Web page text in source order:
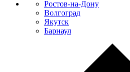
Ростов-на-Дону
Волгоград
Якутск
Барнаул